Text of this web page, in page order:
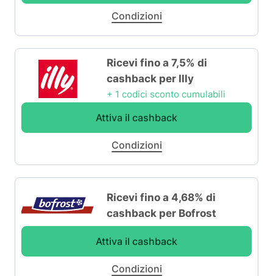
Condizioni
Ricevi fino a 7,5% di
cashback per Illy
+ 1 codici sconto cumulabili
Attiva il cashback
Condizioni
Ricevi fino a 4,68% di
cashback per Bofrost
Attiva il cashback
Condizioni